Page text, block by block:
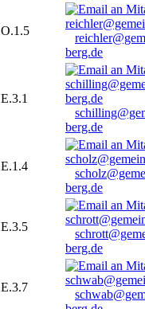
O.1.5
berg.de
E.3.1
berg.de
E.1.4
berg.de
E.3.5
berg.de
E.3.7